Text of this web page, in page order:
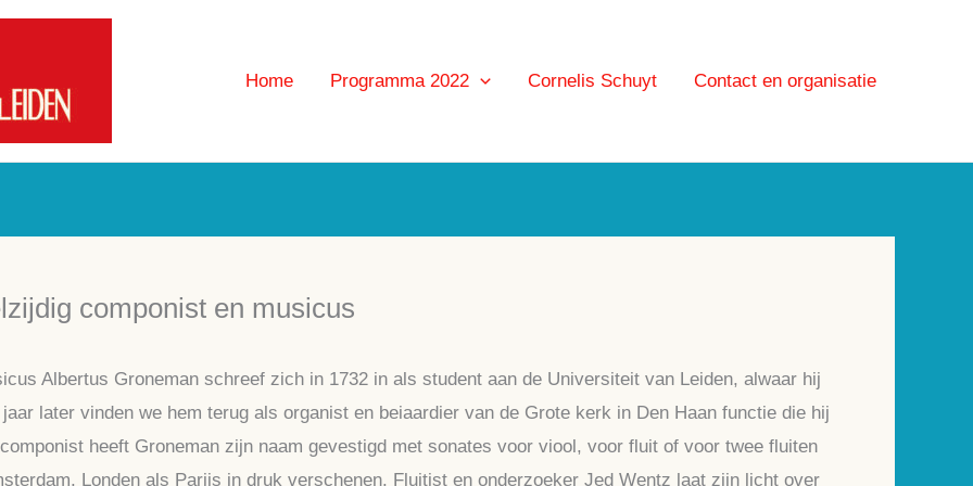
Home Programma 2022 Cornelis Schuyt Contact en organisatie
componist en musicus
Albertus Groneman schreef zich in 1732 in als student aan de Universiteit van Leiden, alwaar hij
later vinden we hem terug als organist en beiaardier van de Grote kerk in Den Haan functie die hij
heeft Groneman zijn naam gevestigd met sonates voor viool, voor fluit of voor twee fluiten
Londen als Parijs in druk verschenen. Fluitist en onderzoeker Jed Wentz laat zijn licht over